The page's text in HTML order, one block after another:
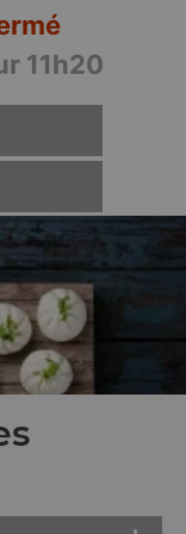
11h20